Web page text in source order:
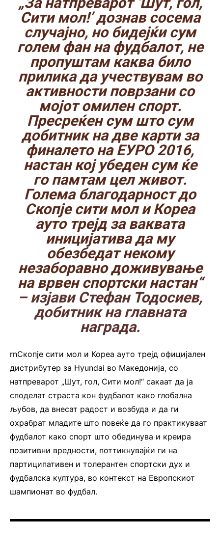
Сити мол!’ дознав сосема
случајно, но бидејќи сум
голем фан на фудбалот, не
пропуштам каква било
прилика да учествувам во
активности поврзани со
мојот омилен спорт.
Пресреќен сум што сум
добитник на две карти за
финалето на ЕУРО 2016,
настан кој убеден сум ќе
го памтам цел живот.
Голема благодарност до
Скопје сити мол и Кореа
ауто трејд за ваквата
иницијатива да му
обезбедат некому
незаборавно доживување
на врвен спортски настан“
– изјави Стефан Тодосиев,
добитник на главната
награда.
rnСкопје сити мол и Кореа ауто трејд официјален
дистрибутер за Hyundai во Македонија, со
натпреварот „Шут, гол, Сити мол!“ сакаат да ја
споделат страста кон фудбалот како глобална
љубов, да внесат радост и возбуда и да ги
охрабрат младите што повеќе да го практикуваат
фудбалот како спорт што обединува и креира
позитивни вредности, поттикнувајќи ги на
партиципативен и толерантен спортски дух и
фудбалска култура, во контекст на Европскиот
шампионат во фудбал.